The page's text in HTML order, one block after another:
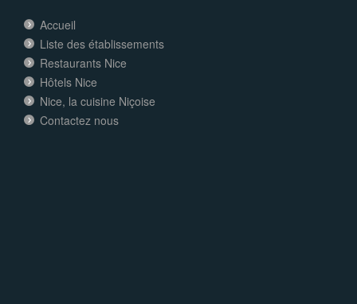
Accueil
Liste des établissements
Restaurants Nice
Hôtels Nice
Nice, la cuisine Niçoise
Contactez nous